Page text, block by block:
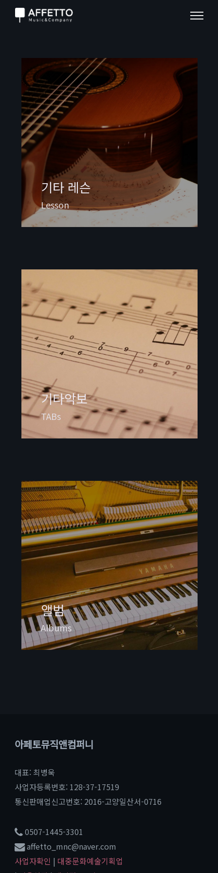
기타 레슨
Lesson
기타악보
TABs
앨범
Albums
아페토뮤직앤컴퍼니
대표: 최병욱
사업자등록번호: 128-37-17519
통신판매업신고번호: 2016-고양일산서-0716
0507-1445-3301
affetto_mnc@naver.com
사업자확인 | 대중문화예술기획업